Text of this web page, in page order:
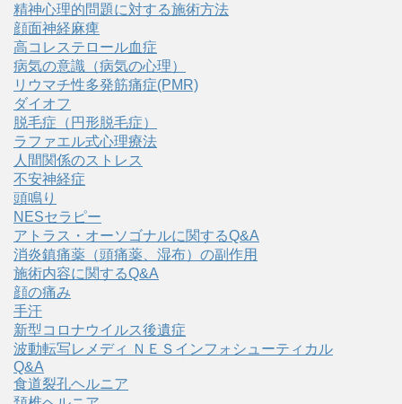
精神心理的問題に対する施術方法
顔面神経麻痺
高コレステロール血症
病気の意識（病気の心理）
リウマチ性多発筋痛症(PMR)
ダイオフ
脱毛症（円形脱毛症）
ラファエル式心理療法
人間関係のストレス
不安神経症
頭鳴り
NESセラピー
アトラス・オーソゴナルに関するQ&A
消炎鎮痛薬（頭痛薬、湿布）の副作用
施術内容に関するQ&A
顔の痛み
手汗
新型コロナウイルス後遺症
波動転写レメディ ＮＥＳインフォシューティカル
Q&A
食道裂孔ヘルニア